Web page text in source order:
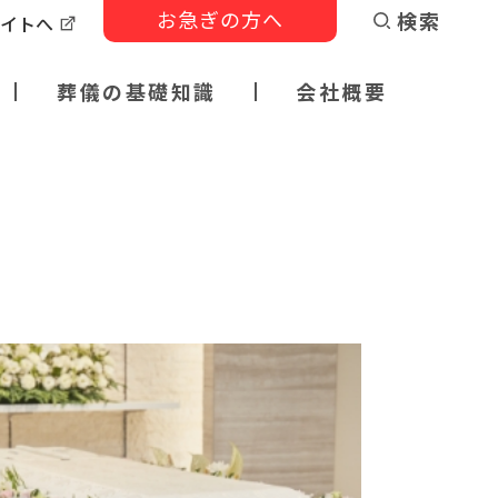
トへ お急ぎの方へ
葬儀の基礎知識 会社概要
検索